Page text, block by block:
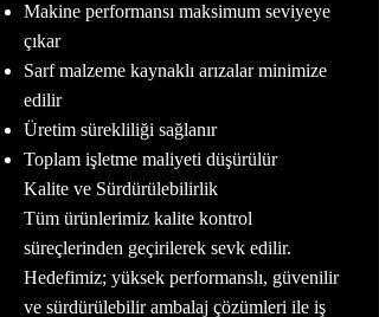
Makine performansı maksimum seviyeye
çıkar
Sarf malzeme kaynaklı arızalar minimize
edilir
Üretim sürekliliği sağlanır
Toplam işletme maliyeti düşürülür
Kalite ve Sürdürülebilirlik
Tüm ürünlerimiz kalite kontrol
süreçlerinden geçirilerek sevk edilir.
Hedefimiz; yüksek performanslı, güvenilir
ve sürdürülebilir ambalaj çözümleri ile iş